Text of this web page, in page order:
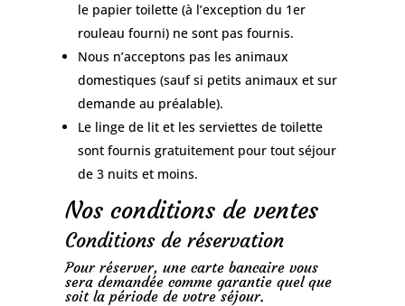
le papier toilette (à l’exception du 1er
rouleau fourni) ne sont pas fournis.
Nous n’acceptons pas les animaux
domestiques (sauf si petits animaux et sur
demande au préalable).
Le linge de lit et les serviettes de toilette
sont fournis gratuitement pour tout séjour
de 3 nuits et moins.
Nos conditions de ventes
Conditions de réservation
Pour réserver, une carte bancaire vous
sera demandée comme garantie quel que
soit la période de votre séjour.